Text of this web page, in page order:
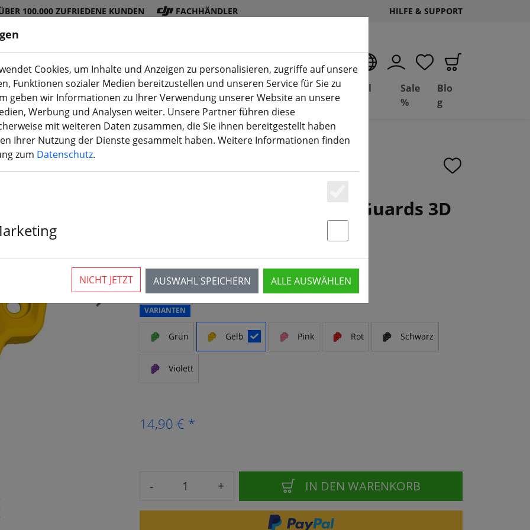
100.000 ZUFRIEDENE KUNDEN FACHHÄNDLER HILFE & SUPPORT
DJI
Shop
Akku
s
Propelle
r
Zubehö
r
3D
Druck(aktuelle Seite)
Deal
Depot
Basil
Sale
%
Blo
g
FlyFishRC Volador 5 Arm Guards 3D
Druck TPU gelb (4 Stück)
›
10 Stück verfügbar
VARIANTEN
Grün Gelb Pink Rot Schwarz
Violett
14,90 € *
- + IN DEN WARENKORB
Cookies, um Inhalte und Anzeigen zu personalisieren, zugriffe auf unsere
Funktionen sozialer Medien bereitzustellen und unseren Service für Sie zu
geben wir Informationen zu Ihrer Verwendung unserer Website an unsere
Werbung und Analysen weiter. Unsere Partner führen diese
mit weiteren Daten zusammen, die Sie ihnen bereitgestellt haben
Ihrer Nutzung der Dienste gesammelt haben. Weitere Informationen finden
zum Datenschutz.
Essenziell
AUSWAHL SPEICHERN ALLE AUSWÄHLEN
NICHT JETZT